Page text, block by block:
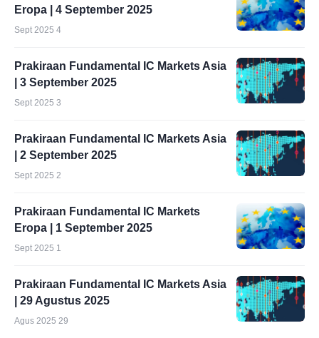
Eropa | 4 September 2025
Sept 2025 4
Prakiraan Fundamental IC Markets Asia
| 3 September 2025
Sept 2025 3
Prakiraan Fundamental IC Markets Asia
| 2 September 2025
Sept 2025 2
Prakiraan Fundamental IC Markets
Eropa | 1 September 2025
Sept 2025 1
Prakiraan Fundamental IC Markets Asia
| 29 Agustus 2025
Agus 2025 29